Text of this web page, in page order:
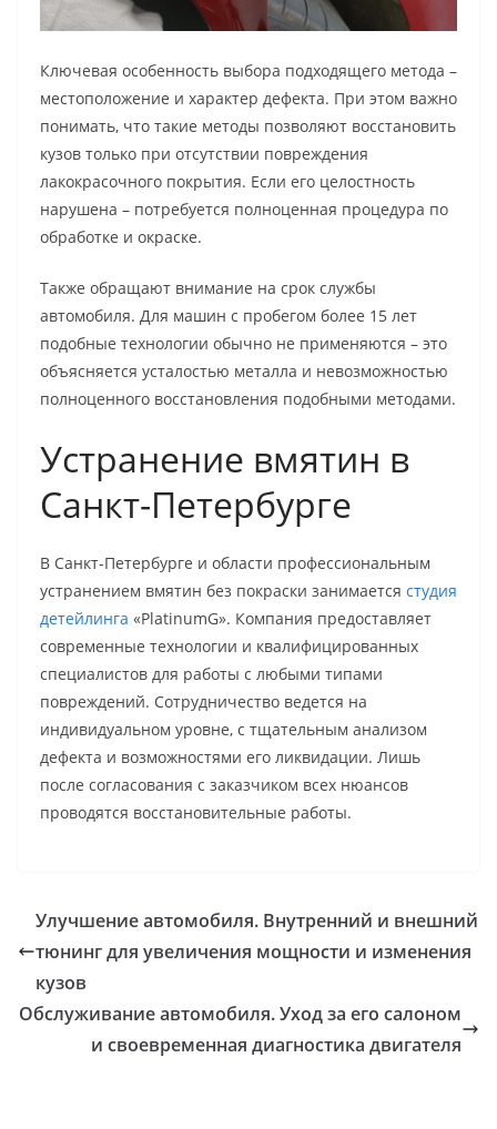
Ключевая особенность выбора подходящего метода –
местоположение и характер дефекта. При этом важно
понимать, что такие методы позволяют восстановить
кузов только при отсутствии повреждения
лакокрасочного покрытия. Если его целостность
нарушена – потребуется полноценная процедура по
обработке и окраске.
Также обращают внимание на срок службы
автомобиля. Для машин с пробегом более 15 лет
подобные технологии обычно не применяются – это
объясняется усталостью металла и невозможностью
полноценного восстановления подобными методами.
Устранение вмятин в
Санкт-Петербурге
В Санкт-Петербурге и области профессиональным
устранением вмятин без покраски занимается студия
детейлинга «PlatinumG». Компания предоставляет
современные технологии и квалифицированных
специалистов для работы с любыми типами
повреждений. Сотрудничество ведется на
индивидуальном уровне, с тщательным анализом
дефекта и возможностями его ликвидации. Лишь
после согласования с заказчиком всех нюансов
проводятся восстановительные работы.
Улучшение автомобиля. Внутренний и внешний
тюнинг для увеличения мощности и изменения
кузов
Обслуживание автомобиля. Уход за его салоном
и своевременная диагностика двигателя